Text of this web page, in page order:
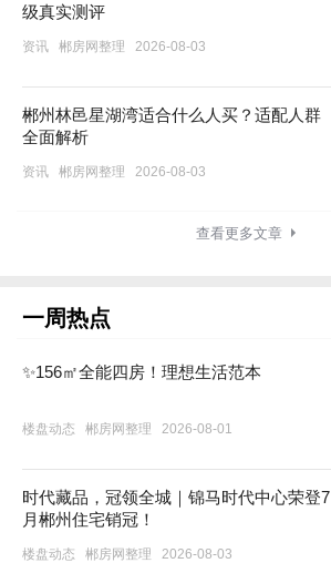
级真实测评
资讯 郴房网整理 2026-08-03
郴州林邑星湖湾适合什么人买？适配人群
全面解析
资讯 郴房网整理 2026-08-03
查看更多文章
一周热点
✨156㎡全能四房！理想生活范本
楼盘动态 郴房网整理 2026-08-01
时代藏品，冠领全城｜锦马时代中心荣登7
月郴州住宅销冠！
楼盘动态 郴房网整理 2026-08-03